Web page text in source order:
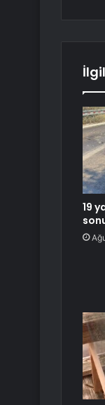
19